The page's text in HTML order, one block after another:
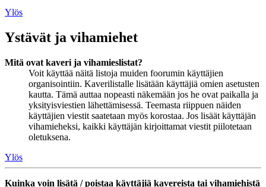
Ylös
Ystävät ja vihamiehet
Mitä ovat kaveri ja vihamieslistat?
Voit käyttää näitä listoja muiden foorumin käyttäjien
organisointiin. Kaverilistalle lisätään käyttäjiä omien asetusten
kautta. Tämä auttaa nopeasti näkemään jos he ovat paikalla ja
yksityisviestien lähettämisessä. Teemasta riippuen näiden
käyttäjien viestit saatetaan myös korostaa. Jos lisäät käyttäjän
vihamieheksi, kaikki käyttäjän kirjoittamat viestit piilotetaan
oletuksena.
Ylös
Kuinka voin lisätä / poistaa käyttäjiä kavereista tai vihamiehistä